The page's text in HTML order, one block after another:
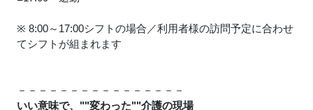
※ 8:00～17:00シフトの場合／利用者様の訪問予定に合わせ
てシフトが組まれます
－－－－－－－－－－－－－－－－
いい意味で、""変わった""介護の現場